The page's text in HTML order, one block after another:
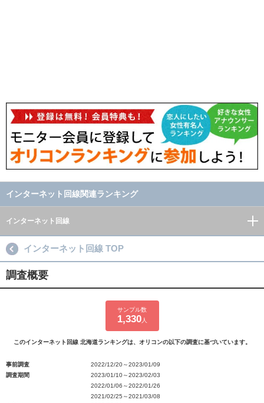
インターネット回線関連ランキング
インターネット回線
インターネット回線 TOP
調査概要
サンプル数
1,330人
このインターネット回線 北海道ランキングは、オリコンの以下の調査に基づいています。
事前調査
2022/12/20～2023/01/09
調査期間
2023/01/10～2023/02/03
2022/01/06～2022/01/26
2021/02/25～2021/03/08